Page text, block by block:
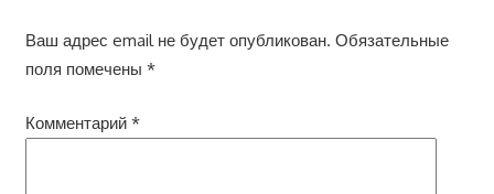
Ваш адрес email не будет опубликован. Обязательные
поля помечены *
Комментарий *